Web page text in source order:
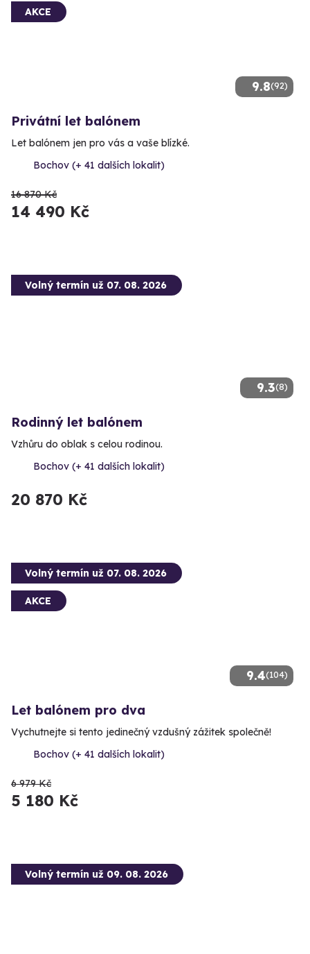
9.8(92)
AKCE
Privátní let balónem
Let balónem jen pro vás a vaše blízké.
Bochov (+ 41 dalších lokalit)
16 870 Kč
14 490 Kč
9.3(8)
Volný termín už 07. 08. 2026
Rodinný let balónem
Vzhůru do oblak s celou rodinou.
Bochov (+ 41 dalších lokalit)
20 870 Kč
9.4(104)
Volný termín už 07. 08. 2026
AKCE
Let balónem pro dva
Vychutnejte si tento jedinečný vzdušný zážitek společně!
Bochov (+ 41 dalších lokalit)
6 979 Kč
5 180 Kč
Volný termín už 09. 08. 2026